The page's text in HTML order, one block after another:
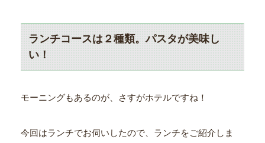
ランチコースは２種類。パスタが美味し
い！
モーニングもあるのが、さすがホテルですね！
今回はランチでお伺いしたので、ランチをご紹介しま